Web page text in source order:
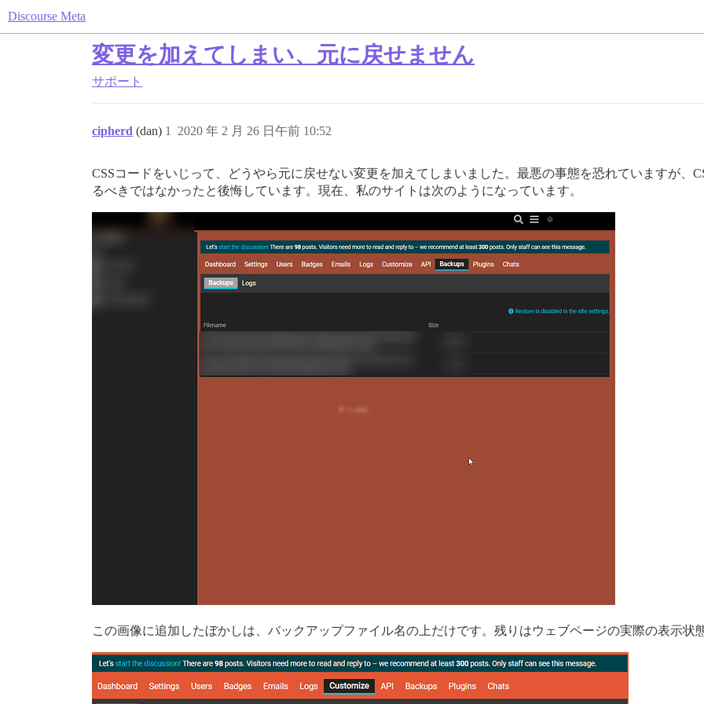
Discourse Meta
変更を加えてしまい、元に戻せません
サポート
cipherd (dan) 2020 年 2 月 26 日午前 10:52
1
CSSコードをいじって、どうやら元に戻せない変更を加えてしまいました。最悪の事態を恐れていますが、
るべきではなかったと後悔しています。現在、私のサイトは次のようになっています。
この画像に追加したぼかしは、バックアップファイル名の上だけです。残りはウェブページの実際の表示状